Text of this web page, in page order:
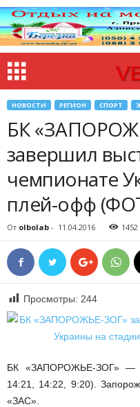
НОВОСТИ РЕГИОН СПОРТ
БК
завершил
чемпионате
плей-офф
От olbolab - 11.04.2016 1452
Просмотры: 244
БК «ЗАПОРОЖЬЕ-ЗОГ» —
14:21, 14:22, 9:20).
«ЗАС».